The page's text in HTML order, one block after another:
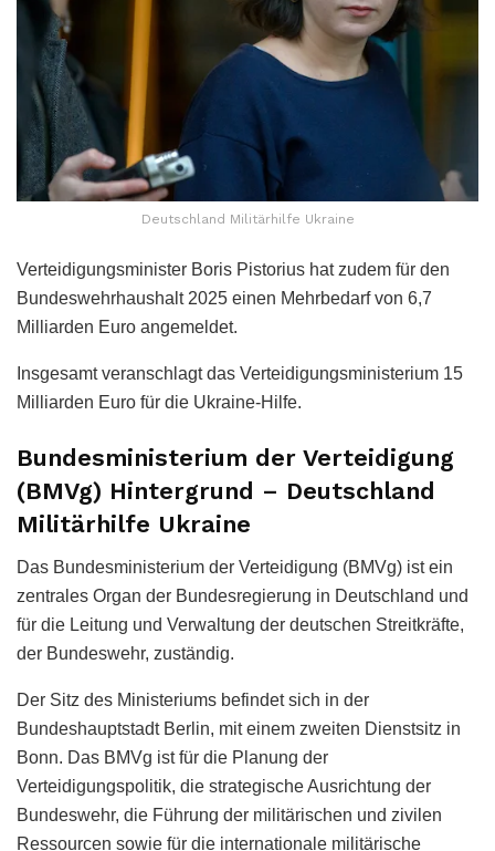
Deutschland Militärhilfe Ukraine
Verteidigungsminister Boris Pistorius hat zudem für den
Bundeswehrhaushalt 2025 einen Mehrbedarf von 6,7
Milliarden Euro angemeldet.
Insgesamt veranschlagt das Verteidigungsministerium 15
Milliarden Euro für die Ukraine-Hilfe.
Bundesministerium der Verteidigung
(BMVg) Hintergrund – Deutschland
Militärhilfe Ukraine
Das Bundesministerium der Verteidigung (BMVg) ist ein
zentrales Organ der Bundesregierung in Deutschland und
für die Leitung und Verwaltung der deutschen Streitkräfte,
der Bundeswehr, zuständig.
Der Sitz des Ministeriums befindet sich in der
Bundeshauptstadt Berlin, mit einem zweiten Dienstsitz in
Bonn. Das BMVg ist für die Planung der
Verteidigungspolitik, die strategische Ausrichtung der
Bundeswehr, die Führung der militärischen und zivilen
Ressourcen sowie für die internationale militärische